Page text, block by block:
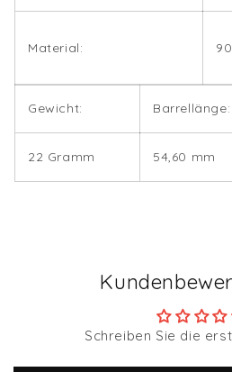
Material:
Gewicht: Barrellänge:
22 Gramm 54,60 mm
Schreiben Sie die